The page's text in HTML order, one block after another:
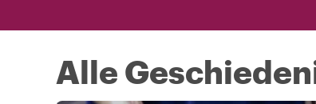
Alle